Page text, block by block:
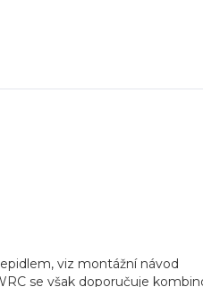
viz montážní návod
se však doporučuje